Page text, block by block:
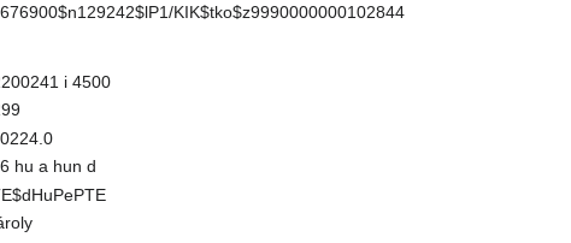
KIK$tko$z9990000000102844
i 4500
hu a hun d